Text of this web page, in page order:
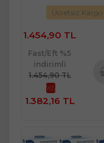
Ücretsiz Kargo
1.454,90 TL
Fast/Eft %5
indirimli
1.454,90 TL
%5
1.382,16 TL